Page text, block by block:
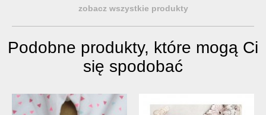
zobacz wszystkie produkty
Podobne produkty, które mogą Ci
się spodobać